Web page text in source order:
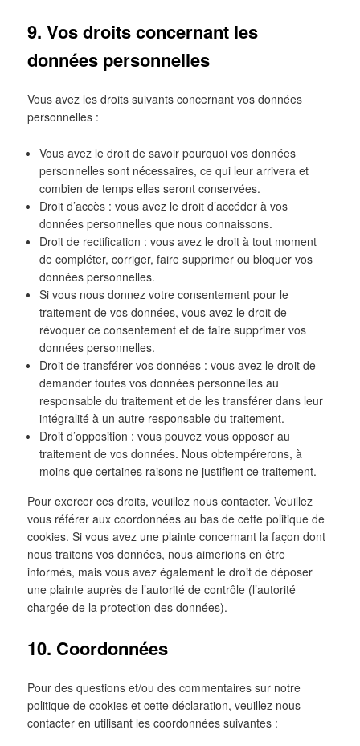
9. Vos droits concernant les
données personnelles
Vous avez les droits suivants concernant vos données
personnelles :
Vous avez le droit de savoir pourquoi vos données
personnelles sont nécessaires, ce qui leur arrivera et
combien de temps elles seront conservées.
Droit d’accès : vous avez le droit d’accéder à vos
données personnelles que nous connaissons.
Droit de rectification : vous avez le droit à tout moment
de compléter, corriger, faire supprimer ou bloquer vos
données personnelles.
Si vous nous donnez votre consentement pour le
traitement de vos données, vous avez le droit de
révoquer ce consentement et de faire supprimer vos
données personnelles.
Droit de transférer vos données : vous avez le droit de
demander toutes vos données personnelles au
responsable du traitement et de les transférer dans leur
intégralité à un autre responsable du traitement.
Droit d’opposition : vous pouvez vous opposer au
traitement de vos données. Nous obtempérerons, à
moins que certaines raisons ne justifient ce traitement.
Pour exercer ces droits, veuillez nous contacter. Veuillez
vous référer aux coordonnées au bas de cette politique de
cookies. Si vous avez une plainte concernant la façon dont
nous traitons vos données, nous aimerions en être
informés, mais vous avez également le droit de déposer
une plainte auprès de l’autorité de contrôle (l’autorité
chargée de la protection des données).
10. Coordonnées
Pour des questions et/ou des commentaires sur notre
politique de cookies et cette déclaration, veuillez nous
contacter en utilisant les coordonnées suivantes :